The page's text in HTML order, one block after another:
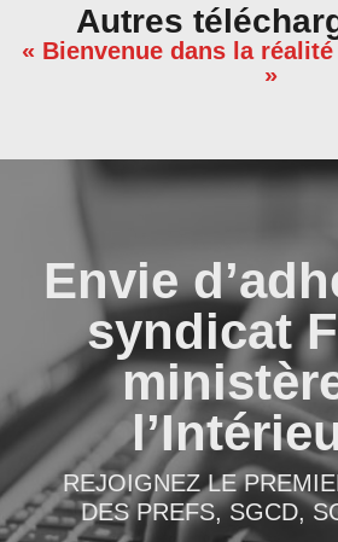
Autres
« Bienvenue dans la
»
Envie
syndicat
REJOIGNEZ LE
DES PREFS, SGCD,